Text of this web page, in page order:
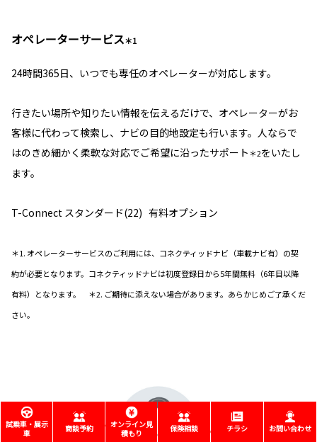
オペレーターサービス＊1
24時間365日、いつでも専任のオペレーターが対応します。
行きたい場所や知りたい情報を伝えるだけで、オペレーターがお
客様に代わって検索し、ナビの目的地設定も行います。人ならで
はのきめ細かく柔軟な対応でご希望に沿ったサポート＊2をいたし
ます。
T-Connect スタンダード(22) 有料オプション
＊1. オペレーターサービスのご利用には、コネクティッドナビ（車載ナビ有）の契
約が必要となります。コネクティッドナビは初度登録日から5年間無料（6年目以降
有料）となります。 ＊2. ご期待に添えない場合があります。あらかじめご了承くだ
さい。
試乗車・展示
車
商談予約
オンライン見
積もり
保険相談 チラシ お問い合わせ